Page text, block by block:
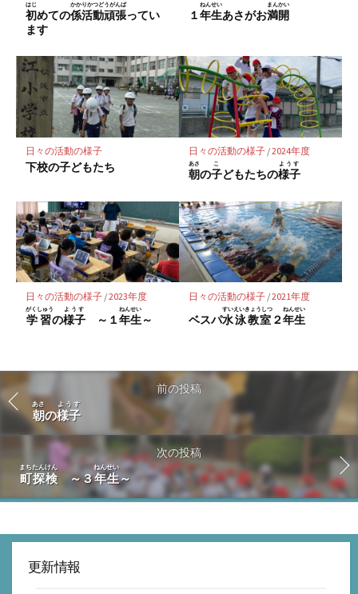
保
存
初
はじ
めての係活動頑張
かかりかつどうがんば
ってい
ます
１年生
ねんせい
あさがお満開
まんかい
日々の活動の様子
下校の子どもたち
日々の活動の様子/2024年度
朝
あさ
の子
こ
どもたちの様子
ようす
日々の活動の様子/2023年度
学習
がくしゅう
の様子
ようす
～１年生
ねんせい
～
日々の活動の様子/2021年度
ベスパ水泳教室
すいえいきょうしつ
２年生
ねんせい
前の投稿
朝
あさ
の様子
ようす
次の投稿
町探検
まちたんけん
～３年生
ねんせい
～
更新情報